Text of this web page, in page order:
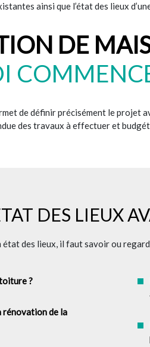
ainsi que l’état des lieux
DE
de définir précisément le projet
des travaux à effectuer et
DES LIEUX
état des lieux, il faut savoir ou
?
rénovation de la